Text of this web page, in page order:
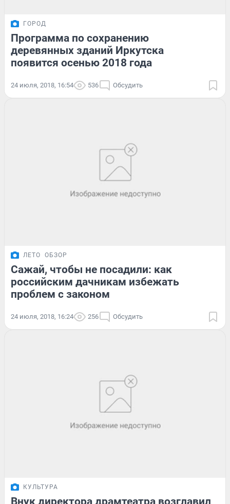
ГОРОД
Программа по сохранению
деревянных зданий Иркутска
появится осенью 2018 года
24 июля, 2018, 16:54 536 Обсудить
ЛЕТО ОБЗОР
Сажай, чтобы не посадили: как
российским дачникам избежать
проблем с законом
24 июля, 2018, 16:24 256 Обсудить
КУЛЬТУРА
Внук директора драмтеатра возглавил